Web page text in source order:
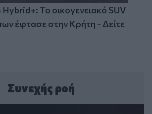
Το οικογενειακό SUV
έφτασε στην Κρήτη - Δείτε
Συνεχής ροή